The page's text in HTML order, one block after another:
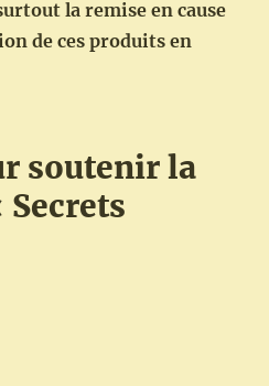
la remise encause
de ces produits en
soutenir la